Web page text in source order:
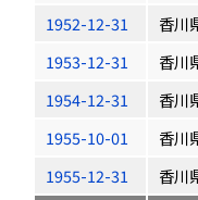
1952-12-31
香川
1953-12-31
香川
1954-12-31
香川
1955-10-01
香川
1955-12-31
香川